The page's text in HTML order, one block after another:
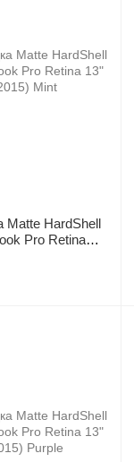
Matte HardShell
Pro Retina